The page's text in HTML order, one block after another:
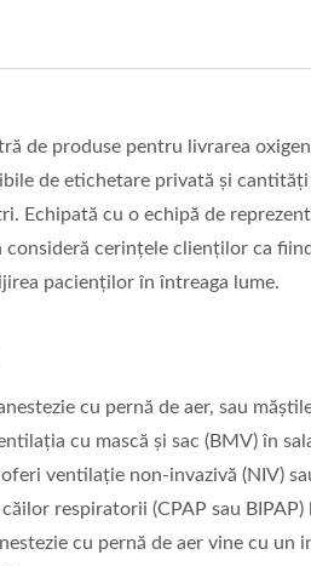
de produse pentru livrarea
de etichetare privată și cantități
Echipată cu o echipă de
consideră cerințele clienților ca
pacienților în întreaga lume.
cu pernă de aer, sau
cu mască și sac (BMV) în
ventilație non-invazivă (NIV)
căilor respiratorii (CPAP sau
cu pernă de aer vine cu